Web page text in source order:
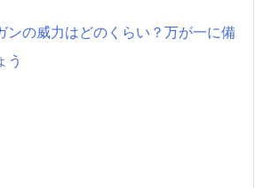
ンの威力はどのくらい？万が一に備
う